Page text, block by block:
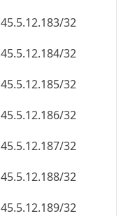
45.5.12.183/32
45.5.12.184/32
45.5.12.185/32
45.5.12.186/32
45.5.12.187/32
45.5.12.188/32
45.5.12.189/32